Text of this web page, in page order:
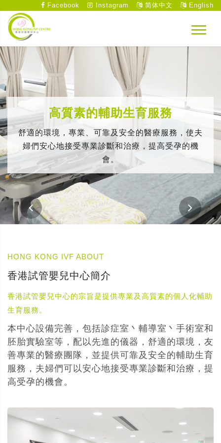
Facebook Instagram 简体中文 English
高質素的輔助生育服務
舒適的環境，專業、可靠及安全的醫療服務，使夫
婦們安心地接受專業診斷和治療，提高受孕的機
會。
HONG KONG IVF ABOUT
香港試管嬰兒中心簡介
香港試管嬰兒中心的宗旨是提供專業及高質素的個人化輔助
生育服務。
本中心設備完善，包括診症室丶輔導室丶手術室和
胚胎實驗室等，配以先進的儀器，舒適的環境，友
善專業的醫療團隊，並提供可靠及安全的輔助生育
服務，夫婦們可以安心地接受專業診斷和治療，提
高受孕的機會。